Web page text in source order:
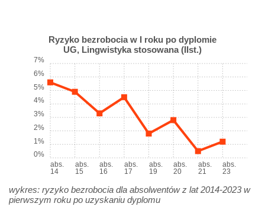
Ryzyko bezrobocia w I roku po dyplomie
UG, Lingwistyka stosowana (IIst.)
abs.
14
abs.
15
abs.
16
abs.
17
abs.
19
abs.
20
abs.
21
abs.
23
0%
1%
2%
3%
4%
5%
6%
7%
wykres: ryzyko bezrobocia dla absolwentów z lat 2014-2023 w
pierwszym roku po uzyskaniu dyplomu